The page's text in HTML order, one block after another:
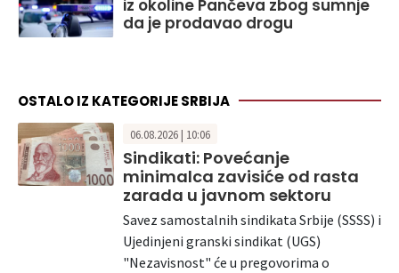
iz okoline Pančeva zbog sumnje
da je prodavao drogu
OSTALO IZ KATEGORIJE SRBIJA
06.08.2026 | 10:06
Sindikati: Povećanje
minimalca zavisiće od rasta
zarada u javnom sektoru
Savez samostalnih sindikata Srbije (SSSS) i
Ujedinjeni granski sindikat (UGS)
"Nezavisnost" će u pregovorima o